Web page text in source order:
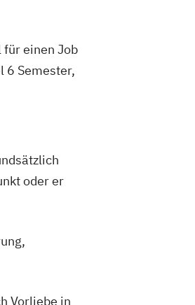
einen Job
6 Semester,
oder er
Vorliebe in